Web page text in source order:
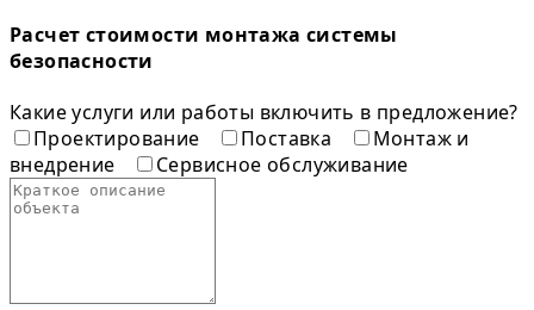
Расчет стоимости монтажа системы
безопасности
Какие услуги или работы включить в предложение?
Проектирование
Поставка
Монтаж и
внедрение
Сервисное обслуживание